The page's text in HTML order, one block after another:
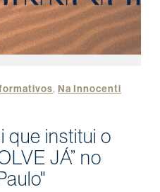
, Na Innocenti
que institui o
JÁ” no